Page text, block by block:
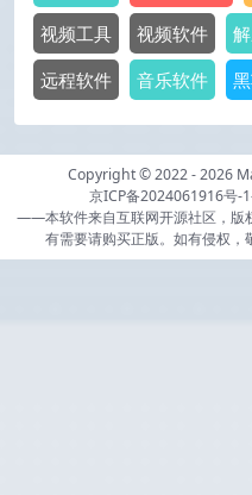
视频工具
视频软件
远程软件
音乐软件
Copyright © 2022 - 2026
京ICP备2024061916号-1
——本软件来自互联网开源社区，版
有需要请购买正版。如有侵权